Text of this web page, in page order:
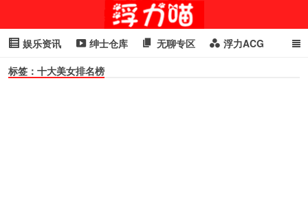
娱乐资讯 绅士仓库 无聊专区 浮力ACG
浮力GIF 明星头条
标签：十大美女排名榜